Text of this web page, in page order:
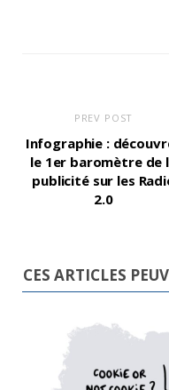
PREV POST
Infographie :
le 1er baromètre de
publicité sur les
2.0
CES ARTICLES